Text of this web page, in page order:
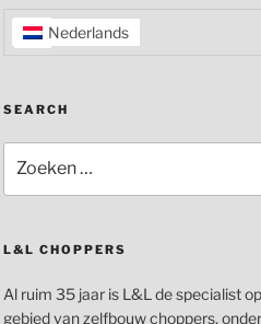
Nederlands
SEARCH
naar:
L&L CHOPPERS
Al ruim 35 jaar is L&L de specialist
gebied van zelfbouw choppers,